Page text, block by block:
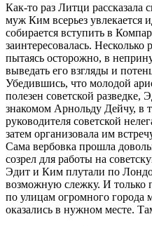
Как-то раз Литци рассказала
муж Ким всерьез увлекается
собирается вступить в
заинтересовалась. Несколько
пытаясь осторожно, в
выведать его взгляды и
Убедившись, что молодой
полезен советской разведке,
знакомом Арнольду Дейчу, в
руководителя советской
затем организовала им
Сама вербовка прошла
созрел для работы на
Эдит и Ким плутали по
возможную слежку. И только
по улицам огромного города
оказались в нужном месте.